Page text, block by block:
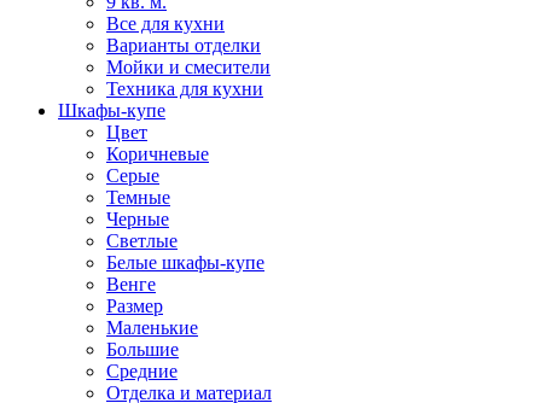
Все для кухни
Варианты отделки
Мойки и смесители
Техника для кухни
Шкафы-купе
Цвет
Коричневые
Серые
Темные
Черные
Светлые
Белые шкафы-купе
Венге
Размер
Маленькие
Большие
Средние
Отделка и материал